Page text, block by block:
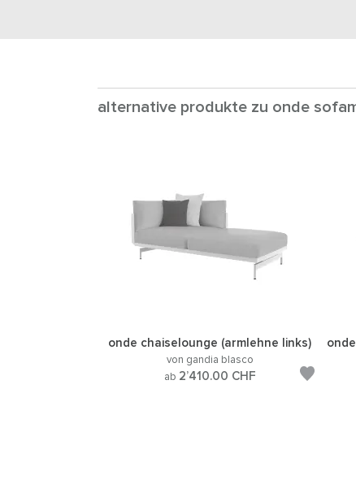
alternative produkte zu onde
onde chaiselounge (armlehne links)
von gandia blasco
ab 2’410.00 CHF